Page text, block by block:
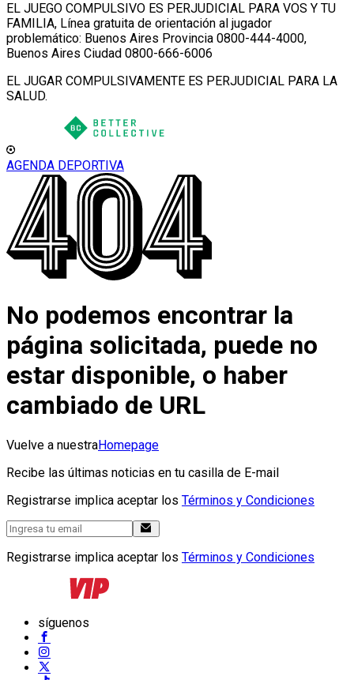
EL JUEGO COMPULSIVO ES PERJUDICIAL PARA VOS Y TU
FAMILIA, Línea gratuita de orientación al jugador
problemático: Buenos Aires Provincia 0800-444-4000,
Buenos Aires Ciudad 0800-666-6006
EL JUGAR COMPULSIVAMENTE ES PERJUDICIAL PARA LA
SALUD.
AGENDA DEPORTIVA
No podemos encontrar la
página solicitada, puede no
estar disponible, o haber
cambiado de URL
Vuelve a nuestraHomepage
Recibe las últimas noticias en tu casilla de E-mail
Registrarse implica aceptar los Términos y Condiciones
Registrarse implica aceptar los Términos y Condiciones
síguenos